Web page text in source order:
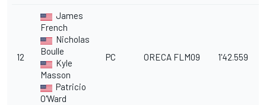
12
James
French
Nicholas
Boulle
Kyle
Masson
Patricio
O'Ward
PC ORECA FLM09 1'42.559